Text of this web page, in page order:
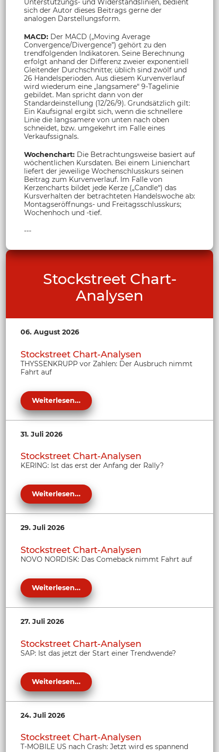
Unterstützungs- und Widerstandslinien, bedient
sich der Autor dieses Beitrags gerne der
analogen Darstellungsform.
MACD: Der MACD („Moving Average
Convergence/Divergence”) gehört zu den
trendfolgenden Indikatoren. Seine Berechnung
erfolgt anhand der Differenz zweier exponentiell
Gleitender Durchschnitte; üblich sind zwölf und
26 Handelsperioden. Aus diesem Kurvenverlauf
wird wiederum eine „langsamere“ 9-Tagelinie
gebildet. Man spricht dann von der
Standardeinstellung (12/26/9). Grundsätzlich gilt:
Ein Kaufsignal ergibt sich, wenn die schnellere
Linie die langsamere von unten nach oben
schneidet, bzw. umgekehrt im Falle eines
Verkaufssignals.
Wochenchart: Die Betrachtungsweise basiert auf
wöchentlichen Kursdaten. Bei einem Linienchart
liefert der jeweilige Wochenschlusskurs seinen
Beitrag zum Kurvenverlauf. Im Falle von
Kerzencharts bildet jede Kerze („Candle“) das
Kursverhalten der betrachteten Handelswoche ab:
Montagseröffnungs- und Freitagsschlusskurs;
Wochenhoch und -tief.
---
Stockstreet Chart-
Analysen
06. August 2026
Stockstreet Chart-Analysen
THYSSENKRUPP vor Zahlen: Der Ausbruch nimmt
Fahrt auf
Weiterlesen...
31. Juli 2026
Stockstreet Chart-Analysen
KERING: Ist das erst der Anfang der Rally?
Weiterlesen...
29. Juli 2026
Stockstreet Chart-Analysen
NOVO NORDISK: Das Comeback nimmt Fahrt auf
Weiterlesen...
27. Juli 2026
Stockstreet Chart-Analysen
SAP: Ist das jetzt der Start einer Trendwende?
Weiterlesen...
24. Juli 2026
Stockstreet Chart-Analysen
T-MOBILE US nach Crash: Jetzt wird es spannend